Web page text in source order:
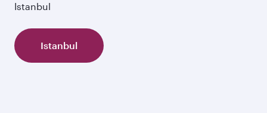
Istanbul
Istanbul